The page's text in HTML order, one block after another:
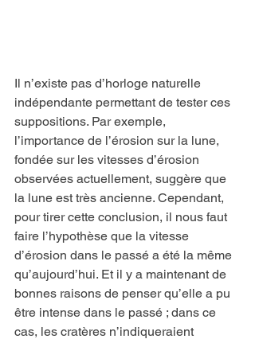
Il n’existe pas d’horloge naturelle
indépendante permettant de tester ces
suppositions. Par exemple,
l’importance de l’érosion sur la lune,
fondée sur les vitesses d’érosion
observées actuellement, suggère que
la lune est très ancienne. Cependant,
pour tirer cette conclusion, il nous faut
faire l’hypothèse que la vitesse
d’érosion dans le passé a été la même
qu’aujourd’hui. Et il y a maintenant de
bonnes raisons de penser qu’elle a pu
être intense dans le passé ; dans ce
cas, les cratères n’indiqueraient